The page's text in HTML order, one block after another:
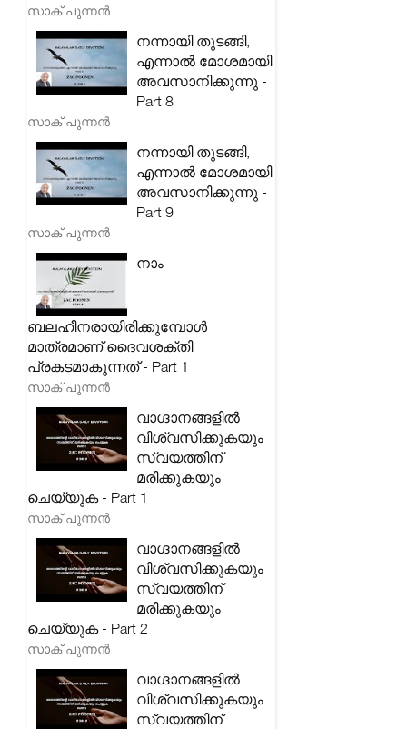
സാക് പുന്നൻ
നന്നായി തുടങ്ങി,
എന്നാൽ മോശമായി
അവസാനിക്കുന്നു -
Part 8
സാക് പുന്നൻ
നന്നായി തുടങ്ങി,
എന്നാൽ മോശമായി
അവസാനിക്കുന്നു -
Part 9
സാക് പുന്നൻ
നാം
ബലഹീനരായിരിക്കുമ്പോൾ
മാത്രമാണ് ദൈവശക്തി
പ്രകടമാകുന്നത് - Part 1
സാക് പുന്നൻ
വാഗ്ദാനങ്ങളിൽ
വിശ്വസിക്കുകയും
സ്വയത്തിന്
മരിക്കുകയും
ചെയ്യുക - Part 1
സാക് പുന്നൻ
വാഗ്ദാനങ്ങളിൽ
വിശ്വസിക്കുകയും
സ്വയത്തിന്
മരിക്കുകയും
ചെയ്യുക - Part 2
സാക് പുന്നൻ
വാഗ്ദാനങ്ങളിൽ
വിശ്വസിക്കുകയും
സ്വയത്തിന്